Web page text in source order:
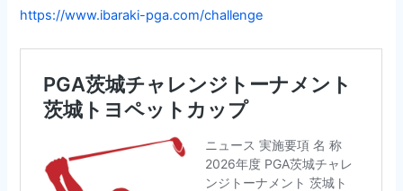
https://www.ibaraki-pga.com/challenge